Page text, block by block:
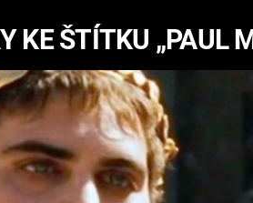
KE ŠTÍTKU „PAUL